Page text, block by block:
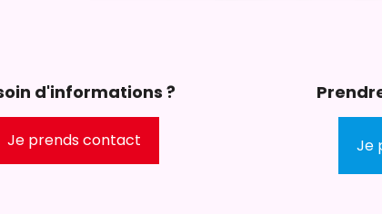
d'informations ?
Je prends contact Je